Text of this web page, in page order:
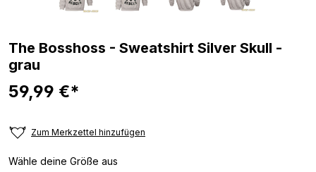
The Bosshoss - Sweatshirt Silver Skull -
grau
59,99 €*
Zum Merkzettel hinzufügen
Wähle deine Größe aus